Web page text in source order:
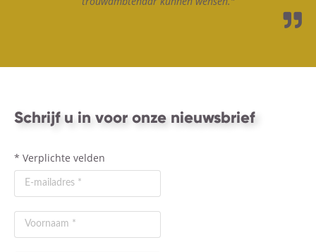
Schrijf u in voor onze nieuwsbrief
* Verplichte velden